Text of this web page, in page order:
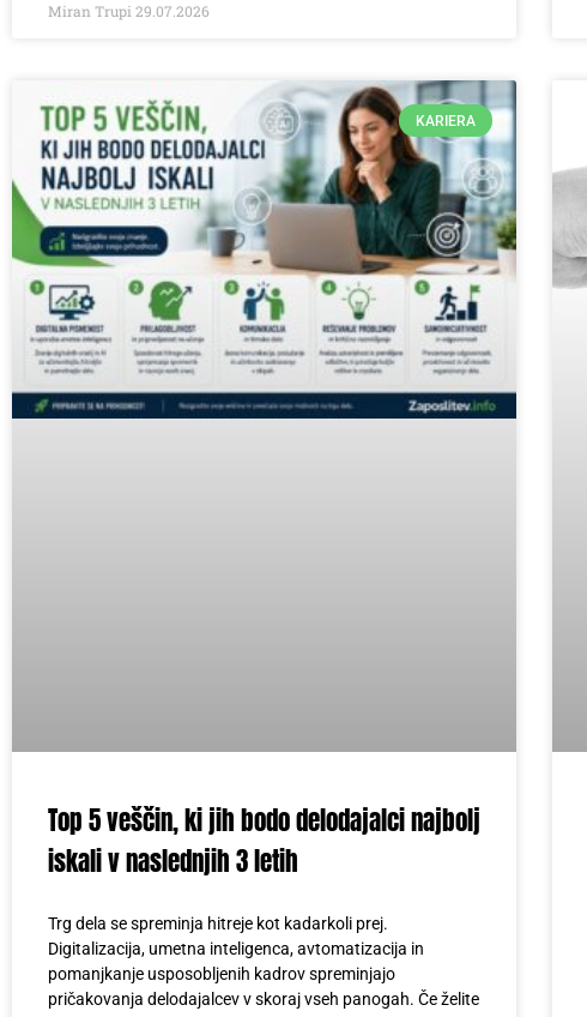
Miran Trupi29.07.2026
KARIERA
Top 5 veščin, ki jih bodo delodajalci najbolj
iskali v naslednjih 3 letih
Trg dela se spreminja hitreje kot kadarkoli prej.
Digitalizacija, umetna inteligenca, avtomatizacija in
pomanjkanje usposobljenih kadrov spreminjajo
pričakovanja delodajalcev v skoraj vseh panogah. Če želite